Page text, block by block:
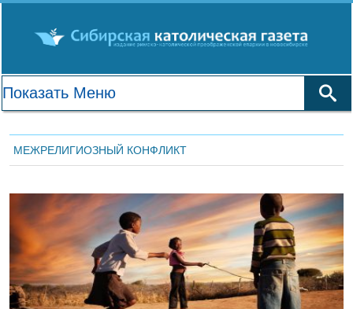
МЕЖРЕЛИГИОЗНЫЙ КОНФЛИКТ
Аналитика